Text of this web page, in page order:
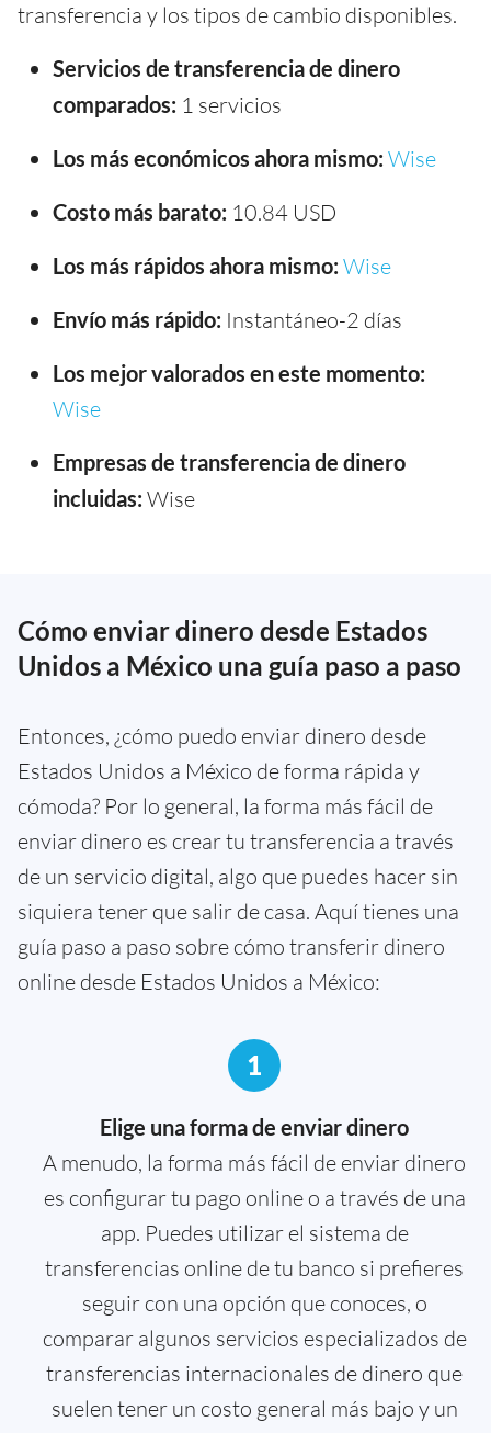
transferencia y los tipos de cambio disponibles.
Servicios de transferencia de dinero
comparados: 1 servicios
Los más económicos ahora mismo: Wise
Costo más barato: 10.84 USD
Los más rápidos ahora mismo: Wise
Envío más rápido: Instantáneo-2 días
Los mejor valorados en este momento:
Wise
Empresas de transferencia de dinero
incluidas: Wise
Cómo enviar dinero desde Estados
Unidos a México una guía paso a paso
Entonces, ¿cómo puedo enviar dinero desde
Estados Unidos a México de forma rápida y
cómoda? Por lo general, la forma más fácil de
enviar dinero es crear tu transferencia a través
de un servicio digital, algo que puedes hacer sin
siquiera tener que salir de casa. Aquí tienes una
guía paso a paso sobre cómo transferir dinero
online desde Estados Unidos a México:
1
Elige una forma de enviar dinero
A menudo, la forma más fácil de enviar dinero
es configurar tu pago online o a través de una
app. Puedes utilizar el sistema de
transferencias online de tu banco si prefieres
seguir con una opción que conoces, o
comparar algunos servicios especializados de
transferencias internacionales de dinero que
suelen tener un costo general más bajo y un